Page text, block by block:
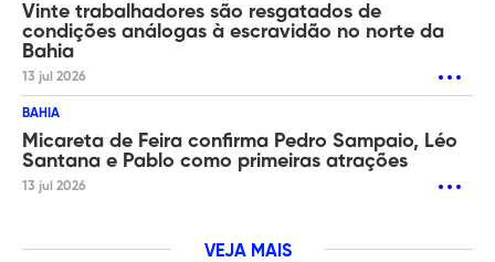
Vinte trabalhadores são resgatados de
condições análogas à escravidão no norte da
Bahia
13 jul 2026
BAHIA
Micareta de Feira confirma Pedro Sampaio, Léo
Santana e Pablo como primeiras atrações
13 jul 2026
VEJA MAIS